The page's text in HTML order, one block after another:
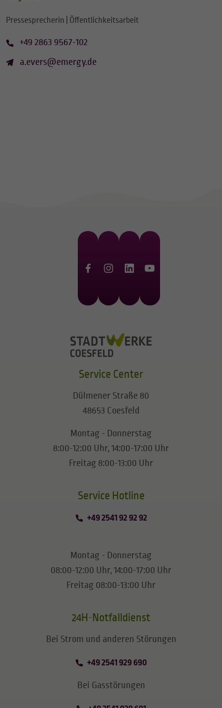
Pressesprecherin | Öffentlichkeitsarbeit
+49 2863 9567-102
a.evers@emergy.de
Service Center
Dülmener Straße 80
48653 Coesfeld
Montag - Donnerstag
8:00-12:00 Uhr, 14:00-17:00 Uhr
Freitag 8:00-13:00 Uhr
​​​​​​​Service Hotline
+49 2541 92 92 92
Montag - Donnerstag
08:00-12:00 Uhr, 14:00-17:00 Uhr
Freitag 08:00-13:00 Uhr
24H-Notfalldienst
Bei Strom und anderen Störungen
+49 2541 929 690
Bei Gasstörungen